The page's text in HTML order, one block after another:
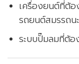
เครื่องยนต์ที่ต้อ
รถยนต์สมรรถน
ระบบปั๊มลมที่ต้อ